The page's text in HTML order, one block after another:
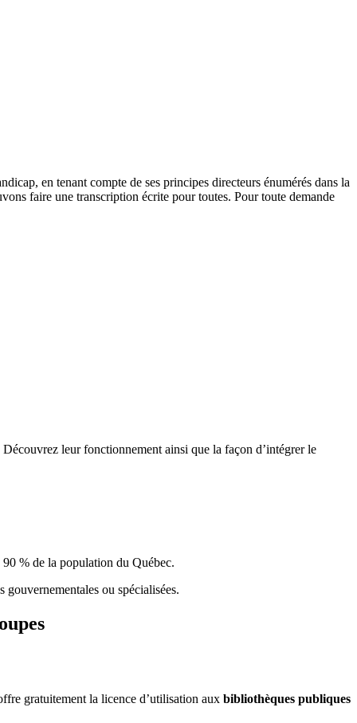
en tenant compte de ses principes directeurs énumérés dans la
faire une transcription écrite pour toutes. Pour toute demande
leur fonctionnement ainsi que la façon d’intégrer le
% de la population du Québec.
ou spécialisées.
gratuitement la licence d’utilisation aux bibliothèques publiques